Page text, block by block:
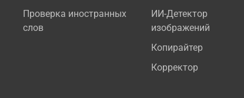
Проверка иностранных
слов
ИИ-Детектор
изображений
Копирайтер
Корректор